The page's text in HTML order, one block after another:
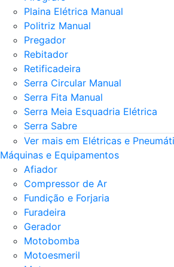
Plaina Elétrica Manual
Politriz Manual
Pregador
Rebitador
Retificadeira
Serra Circular Manual
Serra Fita Manual
Serra Meia Esquadria Elétrica
Serra Sabre
Ver mais em Elétricas e
Máquinas e Equipamentos
Afiador
Compressor de Ar
Fundição e Forjaria
Furadeira
Gerador
Motobomba
Motoesmeril